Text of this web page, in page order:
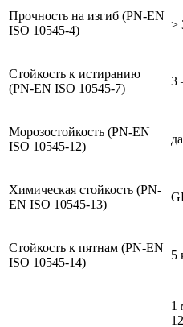
Прочность на изгиб (PN-EN
ISO 10545-4)
>
Стойкость к истиранию
(PN-EN ISO 10545-7)
3
Морозостойкость (PN-EN
ISO 10545-12)
да
Химическая стойкость (PN-
EN ISO 10545-13)
Стойкость к пятнам (PN-EN
ISO 10545-14)
5
1